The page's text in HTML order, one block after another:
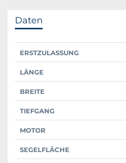
Daten
ERSTZULASSUNG
LÄNGE
BREITE
TIEFGANG
MOTOR
SEGELFLÄCHE